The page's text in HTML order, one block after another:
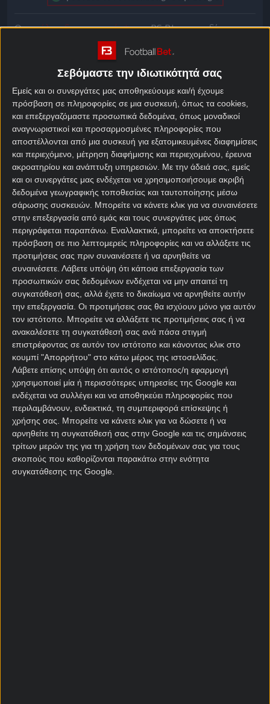
Σεβόμαστε την ιδιωτικότητά σας
Εμείς και οι συνεργάτες μας αποθηκεύουμε και/ή έχουμε
πρόσβαση σε πληροφορίες σε μια συσκευή, όπως τα cookies,
και επεξεργαζόμαστε προσωπικά δεδομένα, όπως μοναδικοί
αναγνωριστικοί και προσαρμοσμένες πληροφορίες που
αποστέλλονται από μια συσκευή για εξατομικευμένες διαφημίσεις
και περιεχόμενο, μέτρηση διαφήμισης και περιεχομένου, έρευνα
ακροατηρίου και ανάπτυξη υπηρεσιών. Με την άδειά σας, εμείς
και οι συνεργάτες μας ενδέχεται να χρησιμοποιήσουμε ακριβή
δεδομένα γεωγραφικής τοποθεσίας και ταυτοποίησης μέσω
σάρωσης συσκευών. Μπορείτε να κάνετε κλικ για να συναινέσετε
στην επεξεργασία από εμάς και τους συνεργάτες μας όπως
περιγράφεται παραπάνω. Εναλλακτικά, μπορείτε να αποκτήσετε
πρόσβαση σε πιο λεπτομερείς πληροφορίες και να αλλάξετε τις
προτιμήσεις σας πριν συναινέσετε ή να αρνηθείτε να
συναινέσετε. Λάβετε υπόψη ότι κάποια επεξεργασία των
προσωπικών σας δεδομένων ενδέχεται να μην απαιτεί τη
συγκατάθεσή σας, αλλά έχετε το δικαίωμα να αρνηθείτε αυτήν
την επεξεργασία. Οι προτιμήσεις σας θα ισχύουν μόνο για αυτόν
τον ιστότοπο. Μπορείτε να αλλάξετε τις προτιμήσεις σας ή να
ανακαλέσετε τη συγκατάθεσή σας ανά πάσα στιγμή
επιστρέφοντας σε αυτόν τον ιστότοπο και κάνοντας κλικ στο
κουμπί "Απορρήτου" στο κάτω μέρος της ιστοσελίδας.
Λάβετε επίσης υπόψη ότι αυτός ο ιστότοπος/η εφαρμογή
χρησιμοποιεί μία ή περισσότερες υπηρεσίες της Google και
ενδέχεται να συλλέγει και να αποθηκεύει πληροφορίες που
περιλαμβάνουν, ενδεικτικά, τη συμπεριφορά επίσκεψης ή
χρήσης σας. Μπορείτε να κάνετε κλικ για να δώσετε ή να
αρνηθείτε τη συγκατάθεσή σας στην Google και τις σημάνσεις
τρίτων μερών της για τη χρήση των δεδομένων σας για τους
σκοπούς που καθορίζονται παρακάτω στην ενότητα
συγκατάθεσης της Google.
Ομεγάλος διαγωνισμός*του PS Blog σου δίνει την
ευκαιρία να αποκτήσεις μία από τις επίσημες
φανέλες της ΜΠΑΜ FC, της ομάδας που έχει
καταφέρει να γίνει φαινόμενο τόσο στα γήπεδα όσο
και στα social media!
Η ΜΠΑΜ FC συνεχίζει να γράφει ιστορία στο
ελληνικό ποδόσφαιρο. Η ομάδα που ιδρύθηκε το
2021 από τους youtubers Madney και Karpouzis
πανηγύρισε την τέταρτη συνεχόμενη άνοδό της και
τη νέα σεζόν θα αγωνίζεται στη Γ’ Εθνική,
συνεχίζοντας το εντυπωσιακό της ταξίδι από τα
τοπικά πρωταθλήματα προς τις εθνικές κατηγορίες.
Κι εσύ μπορείς τώρα να γίνεις κομμάτι αυτής της
ξεχωριστής ποδοσφαιρικής ιστορίας, καθώς το PS
Blog κληρώνει*:
10 λευκές φανέλες ΜΠΑΜ FC
10 πορτοκαλί φανέλες ΜΠΑΜ FC
10 μαύρες φανέλες ΜΠΑΜ FC
Συνολικά 30 τυχεροί* νικητές θα αποκτήσουν μία
αυθεντική φανέλα της ΜΠΑΜ FC και θα φορέσουν τα
χρώματα της πιο viral ομάδας της Ελλάδας, που
συνεχίζει να σπάει κάθε προσδοκία εντός και εκτός
γηπέδων.
Οδιαγωνισμός*ολοκληρώνεται την Κυριακή
(21/06/2026, 23:59).
*Ισχύουν Όροι & Προϋποθέσεις.
«21+ | ΑΡΜΟΔΙΟΣ ΡΥΘΜΙΣΤΗΣ ΕΕΕΠ | ΚΙΝΔΥΝΟΣ